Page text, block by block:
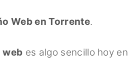
Web en Torrente.
web es algo sencillo hoy en